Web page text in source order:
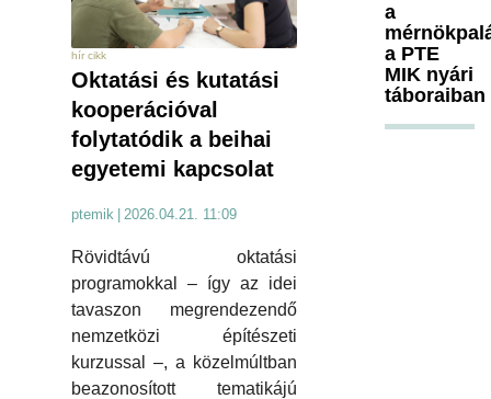
hír cikk
Oktatási és kutatási
kooperációval
folytatódik a beihai
egyetemi kapcsolat
ptemik 2026.04.21. 11:09
Rövidtávú oktatási
programokkal – így az idei
tavaszon megrendezendő
nemzetközi építészeti
kurzussal –, a közelmúltban
beazonosított tematikájú
a
a PTE
MIK nyári
táboraiban